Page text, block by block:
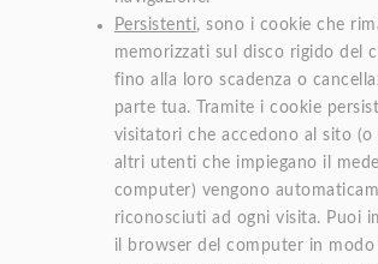
Persistenti, sono i cookie che
memorizzati sul disco rigido del
fino alla loro scadenza o
parte tua. Tramite i cookie
visitatori che accedono al sito (o
altri utenti che impiegano il
computer) vengono
riconosciuti ad ogni visita. Puoi
il browser del computer in modo